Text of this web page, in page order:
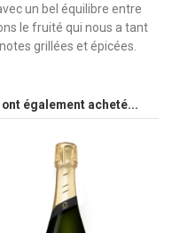
un bel équilibre entre
le fruité qui nous a tant
grillées et épicées.
également acheté...